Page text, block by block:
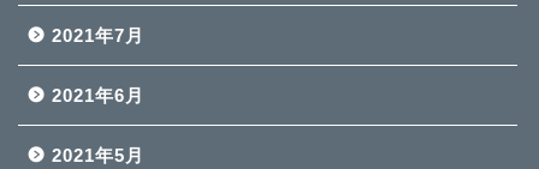
2021年7月
2021年6月
2021年5月